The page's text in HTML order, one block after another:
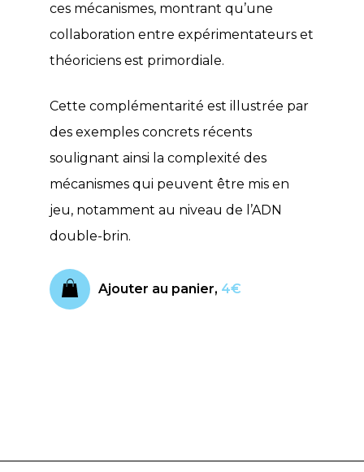
ces mécanismes, montrant qu’une
collaboration entre expérimentateurs et
théoriciens est primordiale.
Cette complémentarité est illustrée par
des exemples concrets récents
soulignant ainsi la complexité des
mécanismes qui peuvent être mis en
jeu, notamment au niveau de l’ADN
double-brin.
Ajouter au panier, 4€